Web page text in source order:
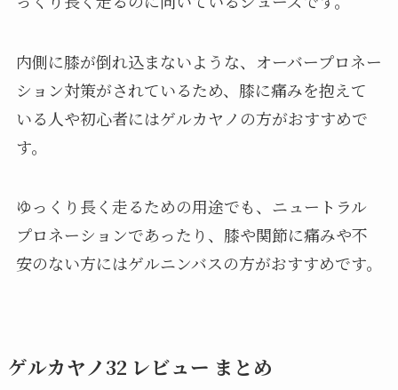
内側に膝が倒れ込まないような、オーバープロネー
ション対策がされているため、膝に痛みを抱えて
いる人や初心者にはゲルカヤノの方がおすすめで
す。
ゆっくり長く走るための用途でも、ニュートラル
プロネーションであったり、膝や関節に痛みや不
安のない方にはゲルニンバスの方がおすすめです。
ゲルカヤノ32 レビュー まとめ